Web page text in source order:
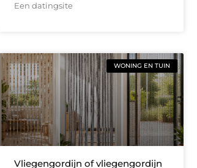
Een datingsite
WONING EN TUIN
Vliegengordijn of vliegengordijn